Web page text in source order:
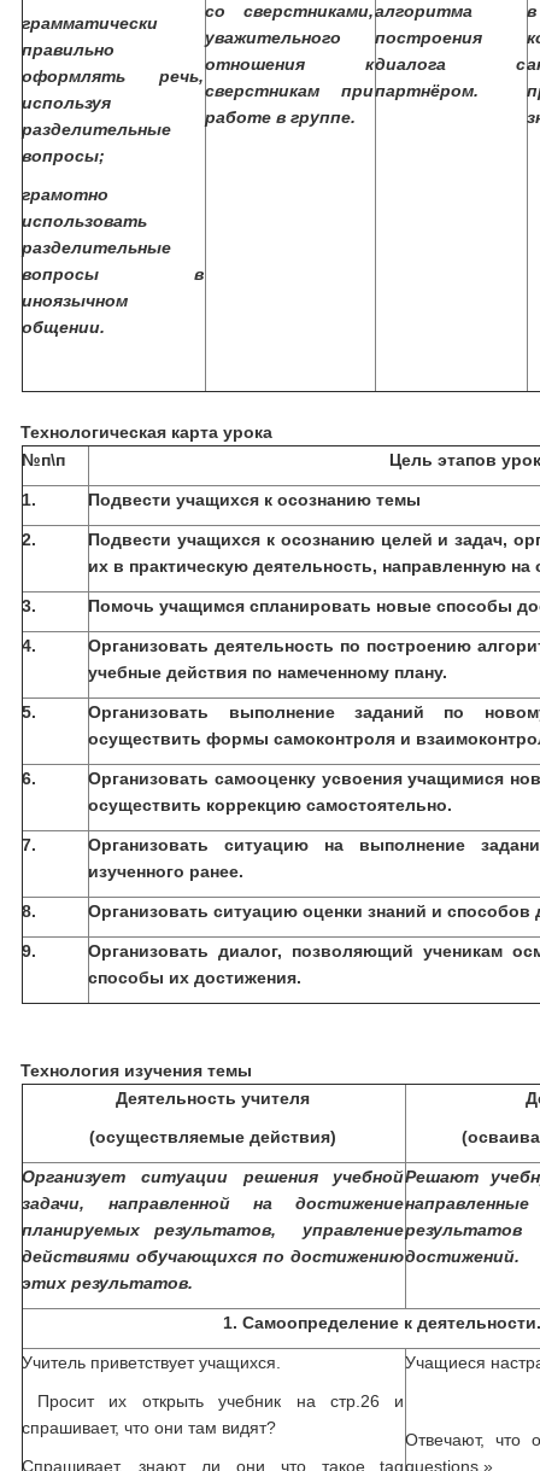
грамматически
правильно
оформлять речь,
используя
разделительные
вопросы;
грамотно
использовать
разделительные
вопросы в
иноязычном
общении.
со сверстниками,
уважительного
отношения к
сверстникам при
работе в группе.
алгоритма
построения
диалога с
партнёром.
Технологическая карта урока
№п\п Цель этапов
1. Подвести учащихся к осознанию темы
2.
Подвести учащихся к осознанию целей и задач,
их в практическую деятельность, направленную
3. Помочь учащимся спланировать новые способы
4.
Организовать деятельность по построению
учебные действия по намеченному плану.
5.
Организовать выполнение заданий по
осуществить формы самоконтроля и
6.
Организовать самооценку усвоения учащимися
осуществить коррекцию самостоятельно.
7.
Организовать ситуацию на выполнение
изученного ранее.
8. Организовать ситуацию оценки знаний и способов
9.
Организовать диалог, позволяющий ученикам
способы их достижения.
Технология изучения темы
Деятельность учителя
(осуществляемые действия)
Организует ситуации решения учебной
задачи, направленной на достижение
планируемых результатов, управление
действиями обучающихся по достижению
этих результатов.
Решают
достижений.
1. Самоопределение к
Учитель приветствует учащихся.
Просит их открыть учебник на стр.26 и
спрашивает, что они там видят?
Спрашивает, знают ли они что такое tag
Учащиеся
Отвечают, что
questions.»